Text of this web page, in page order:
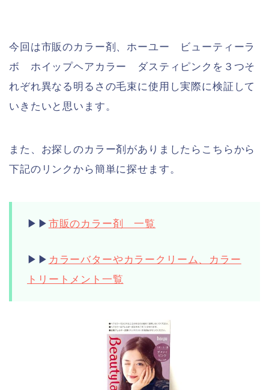
今回は市販のカラー剤、ホーユー ビューティーラ
ボ ホイップヘアカラー ダスティピンクを３つそ
れぞれ異なる明るさの毛束に使用し実際に検証して
いきたいと思います。
また、お探しのカラー剤がありましたらこちらから
下記のリンクから簡単に探せます。
▶︎▶︎ 市販のカラー剤 一覧
▶︎▶︎ カラーバターやカラークリーム、カラー
トリートメント一覧